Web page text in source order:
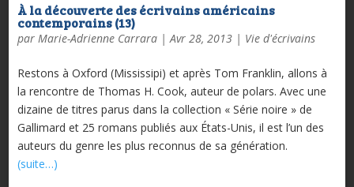
À la découverte des écrivains américains
contemporains (13)
par Marie-Adrienne Carrara|Avr 28, 2013| Vie d'écrivains
Restons à Oxford (Mississipi) et après Tom Franklin, allons à
la rencontre de Thomas H. Cook, auteur de polars. Avec une
dizaine de titres parus dans la collection « Série noire » de
Gallimard et 25 romans publiés aux États-Unis, il est l’un des
auteurs du genre les plus reconnus de sa génération.
(suite…)